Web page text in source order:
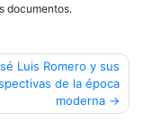
documentos.
Luis Romero y sus
de la época
moderna